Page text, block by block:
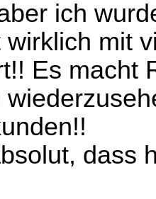
ich
wirklich mit
Es macht
dass